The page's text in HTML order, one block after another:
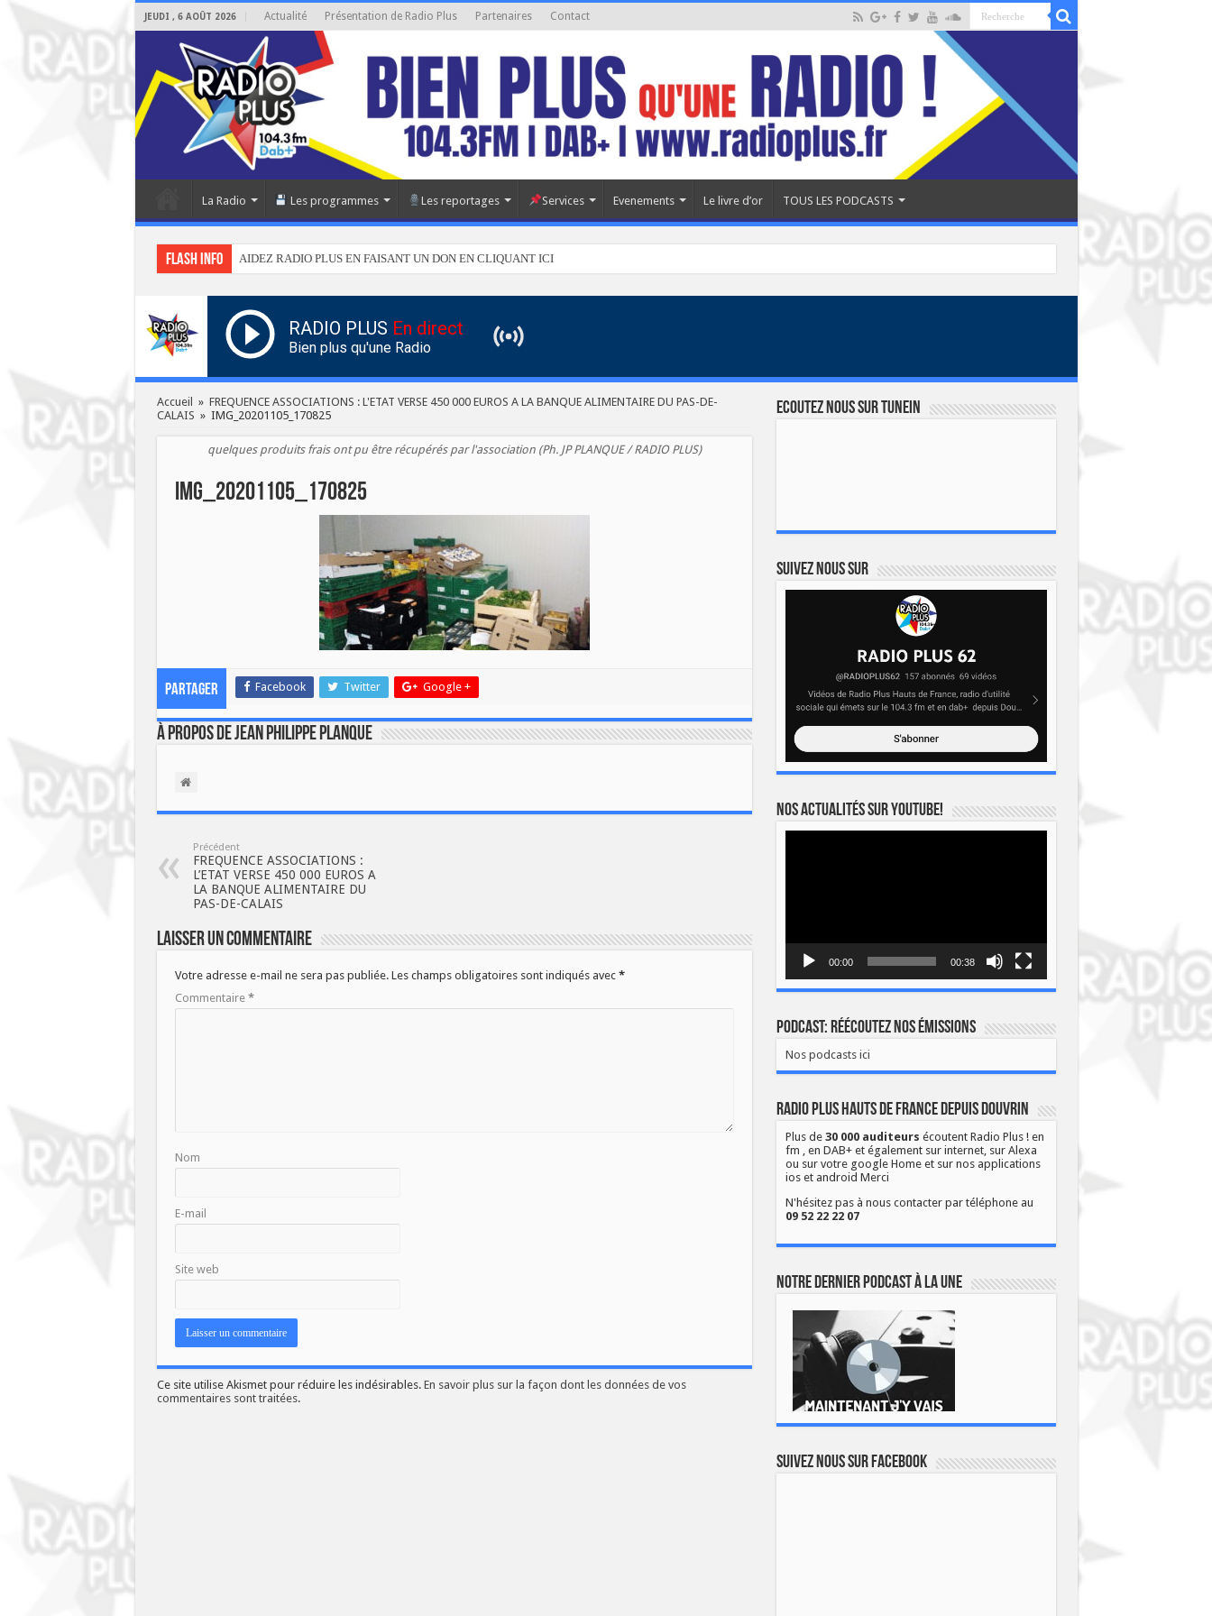
JEUDI , 6 AOÛT 2026 Actualité Présentation de Radio Plus Partenaires Contact
La Radio Les programmes Les reportages Services Evenements Le livre d’or TOUS LES PODCASTS
Flash info AIDEZ RADIO PLUS EN FAISANT UN DON EN CLIQUANT ICI
RADIO PLUS En direct
Bien plus qu'une Radio
Accueil » FREQUENCE ASSOCIATIONS : L'ETAT VERSE 450 000 EUROS A LA BANQUE ALIMENTAIRE DU PAS-DE-
CALAIS » IMG_20201105_170825
quelques produits frais ont pu être récupérés par l'association (Ph. JP PLANQUE / RADIO PLUS)
IMG_20201105_170825
Partager Facebook Twitter Google +
À propos de Jean Philippe Planque
Précédent
FREQUENCE ASSOCIATIONS :
L’ETAT VERSE 450 000 EUROS A
LA BANQUE ALIMENTAIRE DU
PAS-DE-CALAIS
Laisser un commentaire
Votre adresse e-mail ne sera pas publiée. Les champs obligatoires sont indiqués avec *
Commentaire *
Nom
E-mail
Site web
Ce site utilise Akismet pour réduire les indésirables. En savoir plus sur la façon dont les données de vos
commentaires sont traitées.
Ecoutez nous sur TuneIn
Suivez nous sur
Nos actualités sur YOUTUBE!
00:00 00:38
Podcast: Réécoutez nos émissions
Nos podcasts ici
Radio Plus Hauts de France depuis Douvrin
Plus de 30 000 auditeurs écoutent Radio Plus ! en
fm , en DAB+ et également sur internet, sur Alexa
ou sur votre google Home et sur nos applications
ios et android Merci
N'hésitez pas à nous contacter par téléphone au
09 52 22 22 07
Notre dernier podcast à la une
Suivez nous sur Facebook